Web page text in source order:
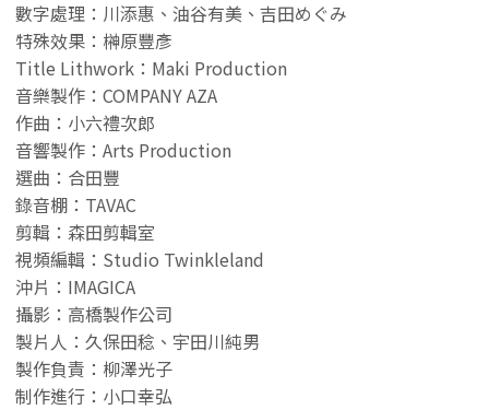
數字處理：川添惠、油谷有美、吉田めぐみ
特殊效果：榊原豐彥
Title Lithwork：Maki Production
音樂製作：COMPANY AZA
作曲：小六禮次郎
音響製作：Arts Production
選曲：合田豐
錄音棚：TAVAC
剪輯：森田剪輯室
視頻編輯：Studio Twinkleland
沖片：IMAGICA
攝影：高橋製作公司
製片人：久保田稔、宇田川純男
製作負責：柳澤光子
制作進行：小口幸弘